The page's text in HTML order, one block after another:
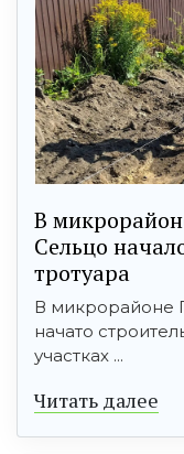
В
Сельцо
тротуара
В микрорайоне
начато
участках ...
Читать далее